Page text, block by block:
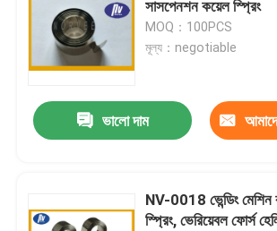
সাসপেনশন কয়েল স্প্রিং
MOQ：100PCS
মূল্য：negotiable
ভালো দাম
NV-0018 ভেন্ডিং মেশিন
স্প্রিং, ভেরিয়েবল ফোর্স